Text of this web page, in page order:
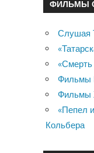
ФИЛЬМЫ
Слушая
Фильмы
Фильмы
«Пепел
Кольбера